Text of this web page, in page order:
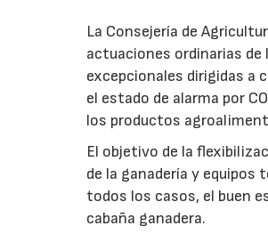
La Consejería de
actuaciones ordinarias de
excepcionales dirigidas a
el estado de alarma por
los productos
El objetivo de la
de la ganadería y
todos los casos, el buen
cabaña ganadera.